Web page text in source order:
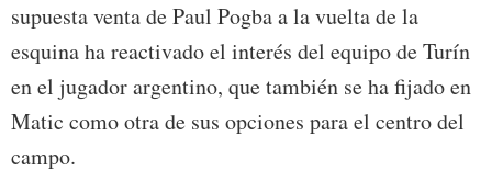
supuesta venta de Paul Pogba a la vuelta de la
esquina ha reactivado el interés del equipo de Turín
en el jugador argentino, que también se ha fijado en
Matic como otra de sus opciones para el centro del
campo.